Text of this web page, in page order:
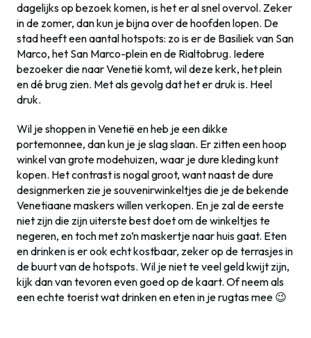
dagelijks op bezoek komen, is het er al snel overvol. Zeker
in de zomer, dan kun je bijna over de hoofden lopen. De
stad heeft een aantal hotspots: zo is er de Basiliek van San
Marco, het San Marco-plein en de Rialtobrug. Iedere
bezoeker die naar Venetië komt, wil deze kerk, het plein
en dé brug zien. Met als gevolg dat het er druk is. Heel
druk.
Wil je shoppen in Venetië en heb je een dikke
portemonnee, dan kun je je slag slaan. Er zitten een hoop
winkel van grote modehuizen, waar je dure kleding kunt
kopen. Het contrast is nogal groot, want naast de dure
designmerken zie je souvenirwinkeltjes die je de bekende
Venetiaane maskers willen verkopen. En je zal de eerste
niet zijn die zijn uiterste best doet om de winkeltjes te
negeren, en toch met zo’n maskertje naar huis gaat. Eten
en drinken is er ook echt kostbaar, zeker op de terrasjes in
de buurt van de hotspots. Wil je niet te veel geld kwijt zijn,
kijk dan van tevoren even goed op de kaart. Of neem als
een echte toerist wat drinken en eten in je rugtas mee 😉